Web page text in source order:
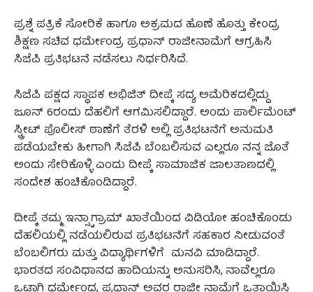
ಪ್ರಶ್ನೆ ಪತ್ರಿಕೆ ಸೋರಿಕೆ ಹಾಗೂ ಅಕ್ರಮದ ಹೊಣೆ ಹೊತ್ತು ಕೇಂದ್ರ
ಶಿಕ್ಷಣ ಸಚಿವ ಧರ್ಮೇಂದ್ರ ಪ್ರಧಾನ್‌ ರಾಜೀನಾಮೆಗೆ ಆಗ್ರಹಿಸಿ
ಸಿಜೆಪಿ ಪ್ರತಿಭಟನೆ ನಡೆಸಲು ನಿರ್ಧರಿಸಿದೆ.
ಸಿಜೆಪಿ ಪಕ್ಷದ ಸ್ಥಾಪಕ ಅಭಿಜಿತ್‌ ದೀಪ್ಕೆ ಸದ್ಯ ಅಮೆರಿಕದಲ್ಲಿದ್ದು
ಜೂನ್‌ 6ರಂದು ದೆಹಲಿಗೆ ಆಗಮಿಸಲಿದ್ದಾರೆ. ಅಂದು ಪಾರ್ಲಿಮೆಂಟ್
ಸ್ಟ್ರೀಟ್ ಪೊಲೀಸ್ ಠಾಣೆಗೆ ತೆರಳಿ ಅಲ್ಲಿ ಪ್ರತಿಭಟನೆಗೆ ಅನುಮತಿ
ಪಡೆಯಬೇಕು ಹೀಗಾಗಿ ಸಿಜೆಪಿ ಬೆಂಬಲಿಸುವ ಎಲ್ಲರೂ ನನ್ನ ಜೊತೆ
ಅಂದು ಸೇರಿಕೊಳ್ಳಿ ಎಂದು ದೀಪ್ಕೆ ಸಾಮಾಜಿಕ ಜಾಲತಾಣದಲ್ಲಿ
ಸಂದೇಶ ಹಂಚಿಕೊಂಡಿದ್ದಾರೆ.
ದೀಪ್ಕೆ ತಮ್ಮ ಇನ್ಸ್ಟಾಗ್ರಾಮ್‌ ಖಾತೆಯಿಂದ ವಿಡಿಯೋ ಹಂಚಿಕೊಂಡು
ದೆಹಲಿಯಲ್ಲಿ ನಡೆಯಲಿರುವ ಪ್ರತಿಭಟನೆಗೆ ಸಹಕಾರ ನೀಡುವಂತೆ
ಬೆಂಬಲಿಗರು ಮತ್ತು ವಿದ್ಯಾರ್ಥಿಗಳಿಗೆ ಮನವಿ ಮಾಡಿದ್ದಾರೆ.
ಭಾರತದ ಸಂವಿಧಾನದ ಹಾದಿಯನ್ನು ಅನುಸರಿಸಿ, ನಾವೆಲ್ಲರೂ